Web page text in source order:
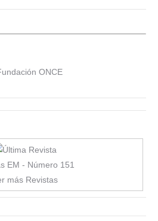
EM - Número 151
más Revistas